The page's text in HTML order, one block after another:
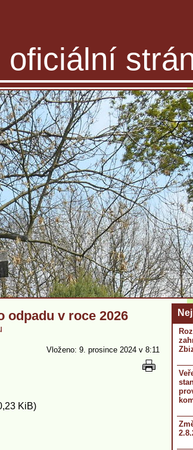
oficiální
odpadu v roce 2026
Vloženo: 9. prosince 2024 v 8:11
KiB)